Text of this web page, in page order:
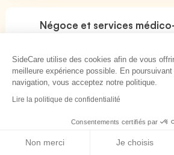
Négoce et services
Pharmacie
IDCC : 01996
Industries
SideCare utilise des cookies afin de vous
meilleure expérience possible. En poursuivant
navigation, vous acceptez notre politique.
Lire la politique de confidentialité
Consentements certifiés par
Non merci Je choisis